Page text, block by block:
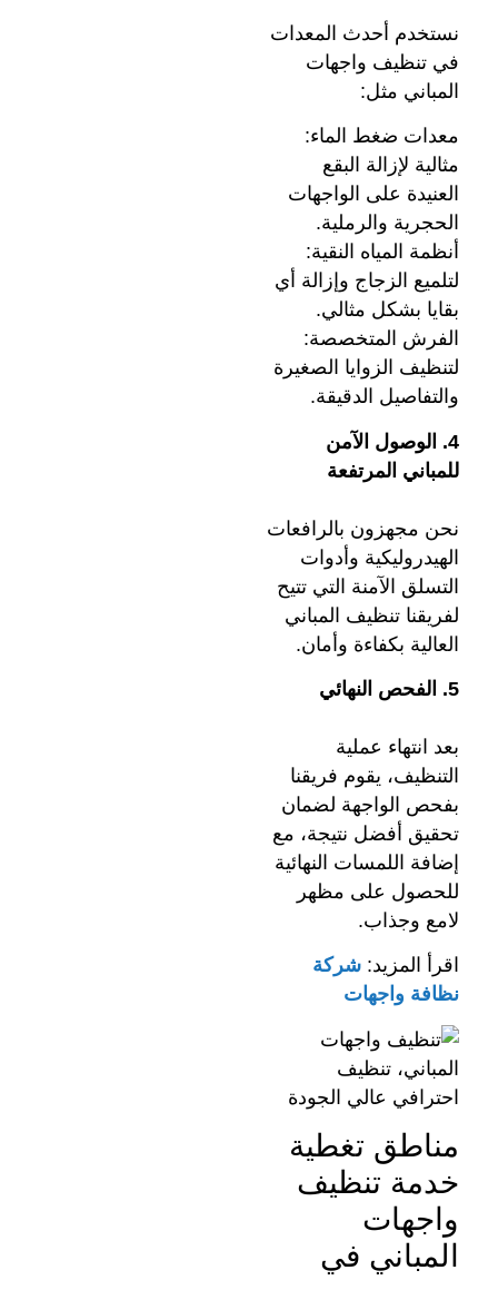
نستخدم أحدث المعدات
في تنظيف واجهات
المباني مثل:
معدات ضغط الماء:
مثالية لإزالة البقع
العنيدة على الواجهات
الحجرية والرملية.
أنظمة المياه النقية:
لتلميع الزجاج وإزالة أي
بقايا بشكل مثالي.
الفرش المتخصصة:
لتنظيف الزوايا الصغيرة
والتفاصيل الدقيقة.
4. الوصول الآمن
للمباني المرتفعة
نحن مجهزون بالرافعات
الهيدروليكية وأدوات
التسلق الآمنة التي تتيح
لفريقنا تنظيف المباني
العالية بكفاءة وأمان.
5. الفحص النهائي
بعد انتهاء عملية
التنظيف، يقوم فريقنا
بفحص الواجهة لضمان
تحقيق أفضل نتيجة، مع
إضافة اللمسات النهائية
للحصول على مظهر
لامع وجذاب.
اقرأ المزيد: شركة
نظافة واجهات
مناطق تغطية
خدمة تنظيف
واجهات
المباني في